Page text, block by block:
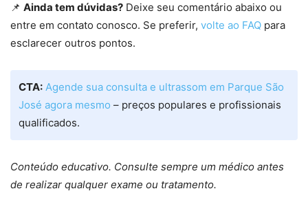
📌 Ainda tem dúvidas? Deixe seu comentário abaixo ou
entre em contato conosco. Se preferir, volte ao FAQ para
esclarecer outros pontos.
CTA: Agende sua consulta e ultrassom em Parque São
José agora mesmo – preços populares e profissionais
qualificados.
Conteúdo educativo. Consulte sempre um médico antes
de realizar qualquer exame ou tratamento.